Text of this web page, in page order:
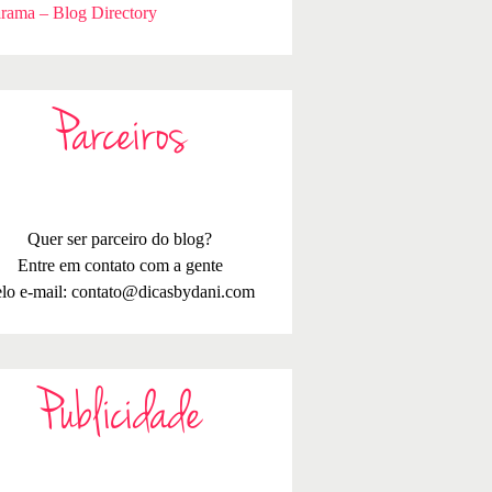
– Blog Directory
Parceiros
Quer ser parceiro do blog?
Entre em contato com a gente
e-mail: contato@dicasbydani.com
Publicidade